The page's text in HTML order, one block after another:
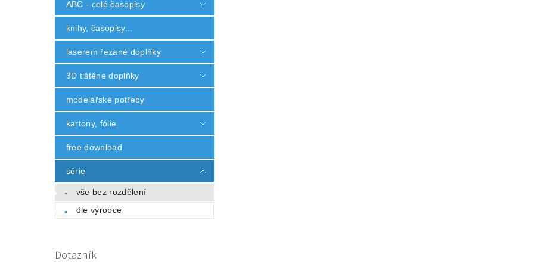
ABC - celé časopisy
knihy, časopisy...
laserem řezané doplňky
3D tištěné doplňky
modelářské potřeby
kartony, fólie
free download
série
vše bez rozdělení
dle výrobce
Dotazník